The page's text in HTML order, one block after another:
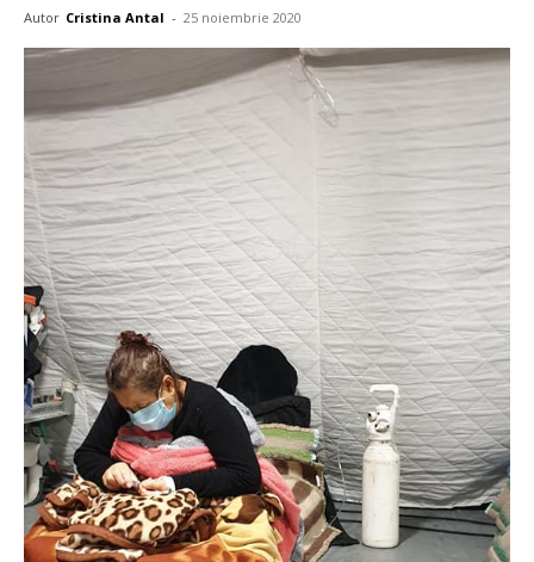
Investigații
Autor Cristina Antal - 25 noiembrie 2020